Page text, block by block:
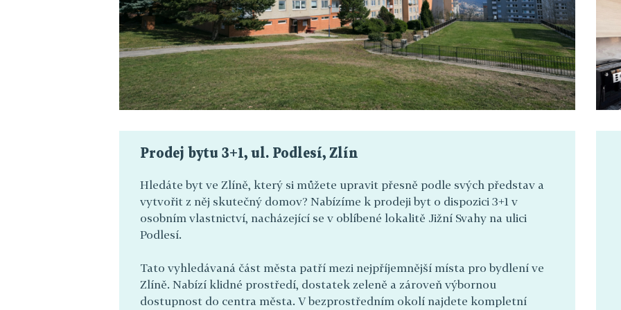
Prodej bytu 3+1, ul. Podlesí, Zlín
Hledáte byt ve Zlíně, který si můžete upravit přesně podle svých představ a
vytvořit z něj skutečný domov? Nabízíme k prodeji byt o dispozici 3+1 v
osobním vlastnictví, nacházející se v oblíbené lokalitě Jižní Svahy na ulici
Podlesí.
Tato vyhledávaná část města patří mezi nejpříjemnější místa pro bydlení ve
Zlíně. Nabízí klidné prostředí, dostatek zeleně a zároveň výbornou
dostupnost do centra města. V bezprostředním okolí najdete kompletní